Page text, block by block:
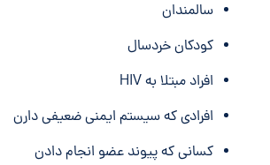
سالمندان
کودکان خردسال
افراد مبتلا به HIV
افرادی که سیستم ایمنی ضعیفی دارن
کسانی که پیوند عضو انجام دادن